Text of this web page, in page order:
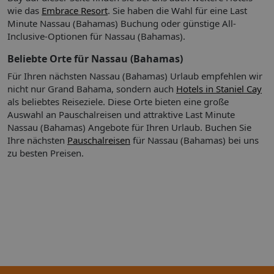
für Pelican Bay Resort at Lucaya ist: Freeport (FPO-Grand
Bahama) - ca. 7,4 km.
Entfernung, die zurückgelegt werden muss.
Entfernungen werden in Schritten von 0,1 Kilometern
Zu Beachten:
Eine Hotelgebühr ist bereits im Zimmerpreis inbegriffen.
Das Hotel bietet je nach Verfügbarkeit Zimmer mit
Verbindungstür/nebeneinanderliegende Zimmer. Bitte
wenden Sie sich mit Ihrer Anfrage direkt an Ihr Hotel.
wie das Embrace Resort. Sie haben die Wahl für eine Last
Minute Nassau (Bahamas) Buchung oder günstige All-
Inclusive-Optionen für Nassau (Bahamas).
Beliebte Orte für Nassau (Bahamas)
Für Ihren nächsten Nassau (Bahamas) Urlaub empfehlen wir
nicht nur Grand Bahama, sondern auch Hotels in Staniel Cay
als beliebtes Reiseziele. Diese Orte bieten eine große
Auswahl an Pauschalreisen und attraktive Last Minute
Nassau (Bahamas) Angebote für Ihren Urlaub. Buchen Sie
Ihre nächsten Pauschalreisen für Nassau (Bahamas) bei uns
zu besten Preisen.